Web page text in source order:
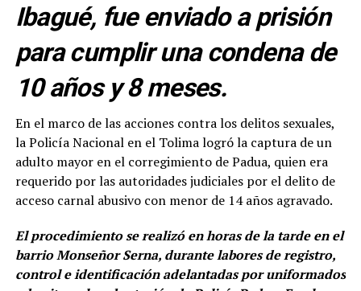
Ibagué, fue enviado a prisión
para cumplir una condena de
10 años y 8 meses.
En el marco de las acciones contra los delitos sexuales,
la Policía Nacional en el Tolima logró la captura de un
adulto mayor en el corregimiento de Padua, quien era
requerido por las autoridades judiciales por el delito de
acceso carnal abusivo con menor de 14 años agravado.
El procedimiento se realizó en horas de la tarde en el
barrio Monseñor Serna, durante labores de registro,
control e identificación adelantadas por uniformados